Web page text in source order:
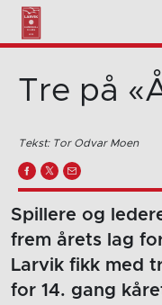
Tre på
Tekst: Tor Odvar Moen
Spillere og
frem årets lag
Larvik fikk med
for 14. gang